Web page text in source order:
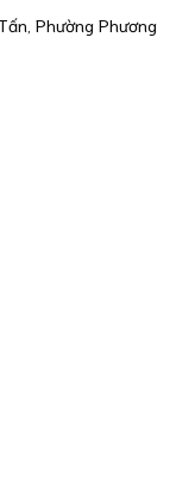
Phường Phương